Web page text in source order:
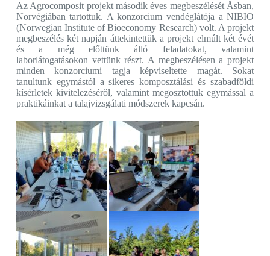
Az Agrocomposit projekt második éves megbeszélését Åsban,
Norvégiában tartottuk. A konzorcium vendéglátója a NIBIO
(Norwegian Institute of Bioeconomy Research) volt. A projekt
megbeszélés két napján áttekintettük a projekt elmúlt két évét
és a még előttünk álló feladatokat, valamint
laborlátogatásokon vettünk részt. A megbeszélésen a projekt
minden konzorciumi tagja képviseltette magát. Sokat
tanultunk egymástól a sikeres komposztálási és szabadföldi
kísérletek kivitelezéséről, valamint megosztottuk egymással a
praktikáinkat a talajvizsgálati módszerek kapcsán.